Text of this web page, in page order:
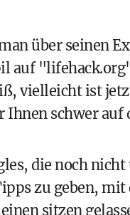
über seinen
auf
vielleicht ist
schwer auf
die noch
zu geben,
sitzen